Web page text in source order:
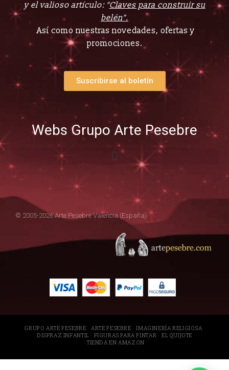
y el valioso artículo: “Claves para construir su
belén”.
Así como nuestras novedades, ofertas y
promociones.
Suscribirse al boletín
Webs Grupo Arte Pesebre
© 2005-2026 Arte Pesebre Valencia (España)
GRUPO ARTE PESEBRE ARTE PESEBRE
IMAGINERÍA RELIGIOSA
DISFRAZ INFANTIL
FIGURAS PARA PINTAR
EL QUIJOTE
TIENDA EN AMAZON